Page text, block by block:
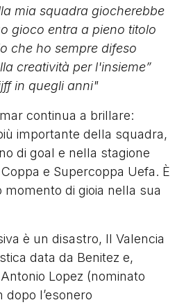
mia squadra giocherebbe
gioco entra a pieno titolo
che ho sempre difeso
creatività per l'insieme”
in quegli anni"
continua a brillare:
importante della squadra,
di goal e nella stagione
e Supercoppa Uefa. È
momento di gioia nella sua
è un disastro, Il Valencia
data da Benitez e,
Lopez (nominato
l’esonero